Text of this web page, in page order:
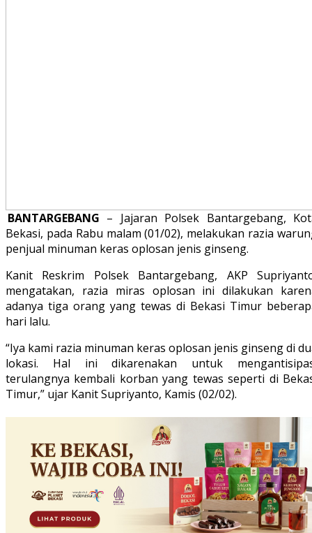
BANTARGEBANG – Jajaran Polsek Bantargebang,
Bekasi, pada Rabu malam (01/02), melakukan razia
penjual minuman keras oplosan jenis ginseng.
Kanit Reskrim Polsek Bantargebang, AKP
mengatakan, razia miras oplosan ini dilakukan
adanya tiga orang yang tewas di Bekasi Timur
hari lalu.
“Iya kami razia minuman keras oplosan jenis ginseng di
lokasi. Hal ini dikarenakan untuk
terulangnya kembali korban yang tewas seperti di
Timur,” ujar Kanit Supriyanto, Kamis (02/02).